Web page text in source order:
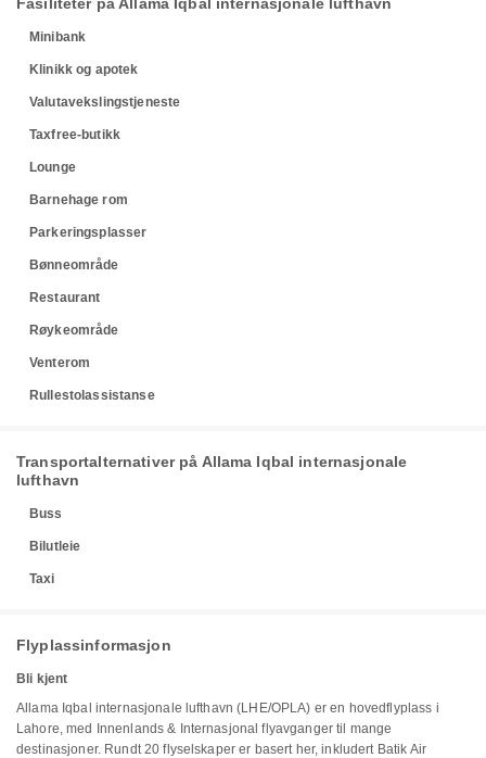
Minibank
Klinikk og apotek
Valutavekslingstjeneste
Taxfree-butikk
Lounge
Barnehage rom
Parkeringsplasser
Bønneområde
Restaurant
Røykeområde
Venterom
Rullestolassistanse
Transportalternativer på Allama Iqbal internasjonale
lufthavn
Buss
Bilutleie
Taxi
Flyplassinformasjon
Bli kjent
Allama Iqbal internasjonale lufthavn (LHE/OPLA) er en hovedflyplass i
Lahore, med Innenlands & Internasjonal flyavganger til mange
destinasjoner. Rundt 20 flyselskaper er basert her, inkludert Batik Air